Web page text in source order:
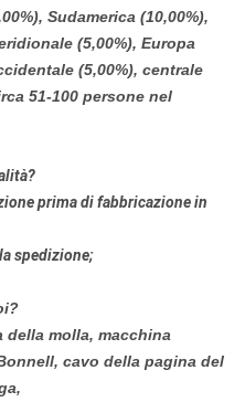
Sudamerica (10,00%),
(5,00%), Europa
(5,00%), centrale
51-100 persone nel
prima di fabbricazione in
spedizione;
della molla, macchina
cavo della pagina del